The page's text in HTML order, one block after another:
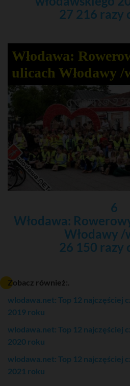
27 216 razy
Włodawa:
ulicach Włodawy /
6
Włodawa:
Włodawy
26 150 razy
Zobacz również:.
wlodawa.net: Top 12 najczęściej
2019 roku
wlodawa.net: Top 12 najczęściej
2020 roku
wlodawa.net: Top 12 najczęściej
2021 roku